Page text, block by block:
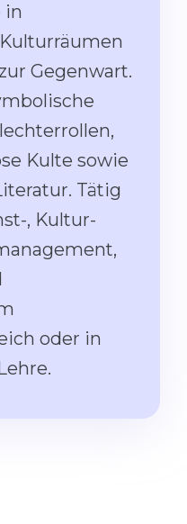
in
Gegenwart.
Kulte sowie
Tätig
, Kultur-
oder in